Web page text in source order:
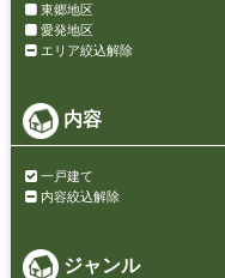
東郷地区
愛発地区
エリア絞込解除
内容
一戸建て
内容絞込解除
ジャンル